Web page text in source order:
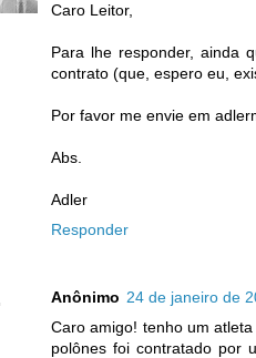
Caro Leitor,
Para lhe responder, ainda
contrato (que, espero eu,
Por favor me envie em
Abs.
Adler
Responder
Anônimo 24 de janeiro de
Caro amigo! tenho um
polônes foi contratado por